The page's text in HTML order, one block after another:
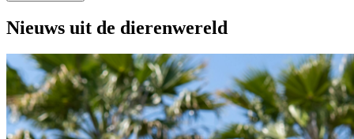
Nieuws uit de dierenwereld